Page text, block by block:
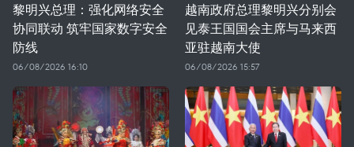
黎明兴总理：强化网络安全
协同联动 筑牢国家数字安全
防线
06/08/2026 16:10
越南政府总理黎明兴分别会
见泰王国国会主席与马来西
亚驻越南大使
06/08/2026 15:57